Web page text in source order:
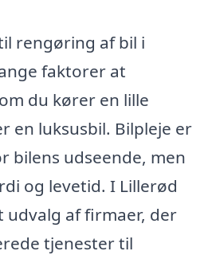
rengøring af bil i
faktorer at
du kører en lille
en luksusbil. Bilpleje er
bilens udseende, men
og levetid. I Lillerød
af firmaer, der
tjenester til